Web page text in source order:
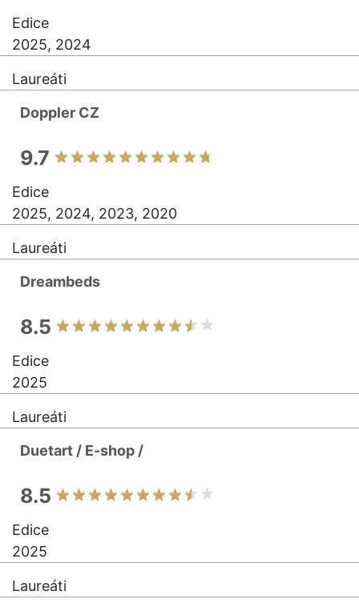
Edice
2025, 2024
Laureáti
Doppler CZ
9.7
Edice
2025, 2024, 2023, 2020
Laureáti
Dreambeds
8.5
Edice
2025
Laureáti
Duetart / E-shop /
8.5
Edice
2025
Laureáti